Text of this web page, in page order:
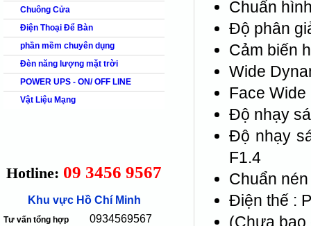
Chuông Cửa
Điện Thoại Để Bàn
phần mềm chuyên dụng
Đèn năng lượng mặt trời
POWER UPS - ON/ OFF LINE
Vật Liệu Mạng
Hotline: 09 3456 9567
Khu vực Hồ Chí Minh
Tư vấn tổng hợp 0934569567
Chuẩn
Độ phân
Cảm biến
Wide
Face
Độ nhạy
Độ nhạy
F1.4
Chuẩn
Điện thế :
(Chưa bao